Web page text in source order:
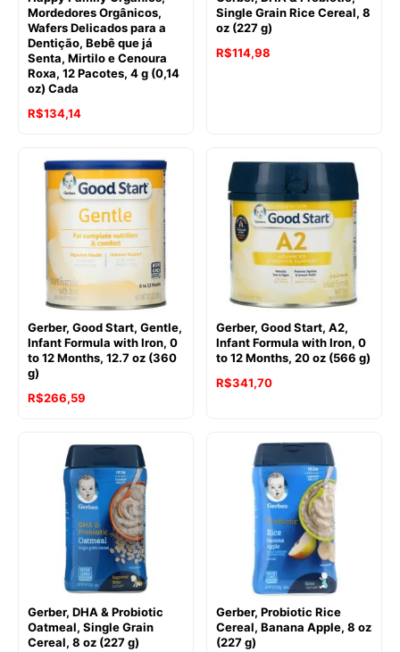
Mordedores Orgânicos,
Wafers Delicados para a
Dentição, Bebê que já
Senta, Mirtilo e Cenoura
Roxa, 12 Pacotes, 4 g (0,14
oz) Cada
R$134,14
Single Grain Rice Cereal, 8
oz (227 g)
R$114,98
Gerber, Good Start, Gentle,
Infant Formula with Iron, 0
to 12 Months, 12.7 oz (360
g)
R$266,59
Gerber, Good Start, A2,
Infant Formula with Iron, 0
to 12 Months, 20 oz (566 g)
R$341,70
Gerber, DHA & Probiotic
Oatmeal, Single Grain
Cereal, 8 oz (227 g)
Gerber, Probiotic Rice
Cereal, Banana Apple, 8 oz
(227 g)